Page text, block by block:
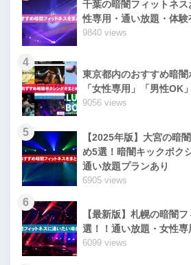
千葉の暗闇フィットネ
性専用・通い放題・体験
9840 views
4
東京都内のおすすめ暗闇
「女性専用」「男性OK
9056 views
5
【2025年版】大宮の暗
め5選！暗闇キックボク
通い放題プランあり
6905 views
6
【最新版】札幌の暗闇
選！！通い放題・女性
6099 views